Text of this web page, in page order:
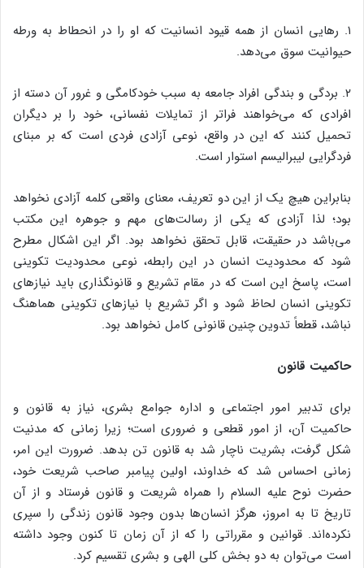
۱. رهایی انسان از همه قیود انسانیت که او را در انحطاط به ورطه
حیوانیت سوق می‌دهد.
۲. بردگی و بندگی افراد جامعه به سبب خودکامگی و غرور آن دسته از
افرادی که می‌خواهند فراتر از تمایلات نفسانی، خود را بر دیگران
تحمیل کنند که این در واقع، نوعی آزادی فردی است که بر مبنای
فردگرایی لیبرالیسم استوار است.
بنابراین هیچ یک از این دو تعریف، معنای واقعی کلمه آزادی نخواهد
بود؛ لذا آزادی که یکی از رسالت‌های مهم و جوهره این مکتب
می‌باشد در حقیقت، قابل تحقق نخواهد بود. اگر این اشکال مطرح
شود که محدودیت انسان در این رابطه، نوعی محدودیت تکوینی
است، پاسخ این است که در مقام تشریع و قانونگذاری باید نیازهای
تکوینی انسان لحاظ شود و اگر تشریع با نیازهای تکوینی هماهنگ
نباشد، قطعاً تدوین چنین قانونی کامل نخواهد بود.
حاکمیت قانون
برای تدبیر امور اجتماعی و اداره جوامع بشری، نیاز به قانون و
حاکمیت آن، از امور قطعی و ضروری است؛ زیرا زمانی که مدنیت
شکل گرفت، بشریت ناچار شد به قانون تن بدهد. ضرورت این امر،
زمانی احساس شد که خداوند، اولین پیامبر صاحب شریعت خود،
حضرت نوح علیه السلام را همراه شریعت و قانون فرستاد و از آن
تاریخ تا به امروز، هرگز انسان‌ها بدون وجود قانون زندگی را سپری
نکرده‌اند. قوانین و مقرراتی را که از آن زمان تا کنون وجود داشته
است می‌توان به دو بخش کلی الهی و بشری تقسیم کرد.